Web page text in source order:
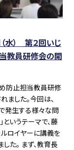
（水） 第２回いじ
教員研修会の開
防止担当教員研修
ました。今回は、
発生する様々な問
というテーマで、藤
ロイヤーに講義を
した。 まず、教育長